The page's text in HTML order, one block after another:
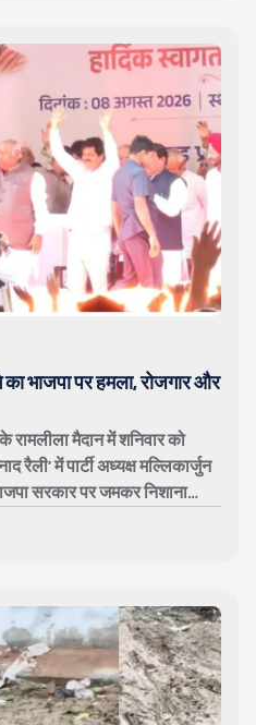
भाजपा पर हमला, रोजगार और
रामलीला मैदान में शनिवार को
में पार्टी अध्यक्ष मल्लिकार्जुन
सरकार पर जमकर निशाना